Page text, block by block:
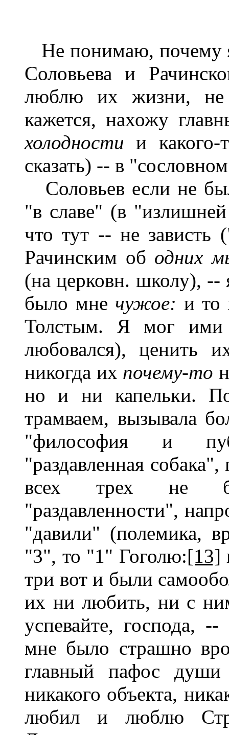
Не понимаю, почему
Соловьева и
люблю их жизни,
кажется, нахожу
холодности и какого-
сказать) -- в
Соловьев если не
"в славе" (в
что тут -- не зависть
Рачинским об одних
(на церковн. школу),
было мне чужое: и то
Толстым. Я мог
любовался), ценить
никогда их почему-то
но и ни капельки.
трамваем, вызывала
"философия и
"раздавленная
всех трех не
"раздавленности",
"давили" (полемика,
"3", то "1" Гоголю:[13]
три вот и были
их ни любить, ни с
успевайте, господа,
мне было страшно
главный пафос
никакого объекта,
любил и люблю